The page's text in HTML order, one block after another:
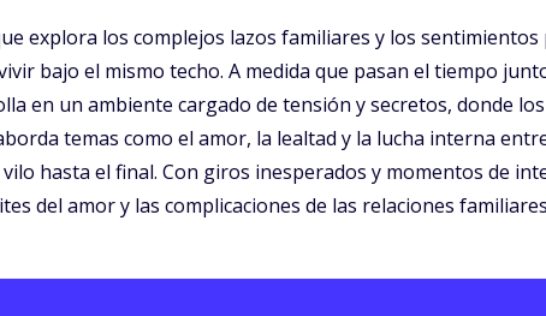
explora los complejos lazos familiares y los
bajo el mismo techo. A medida que pasan el tiempo
en un ambiente cargado de tensión y secretos, donde
temas como el amor, la lealtad y la lucha interna
hasta el final. Con giros inesperados y momentos de
del amor y las complicaciones de las relaciones